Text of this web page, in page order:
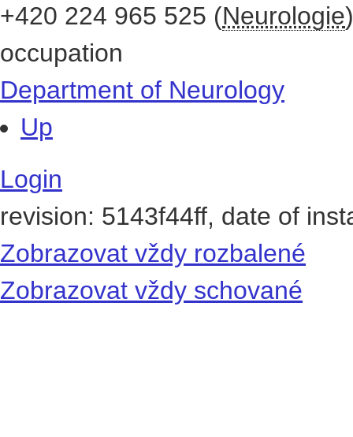
+420 224 965 525 (Neurologie)
occupation
Department of Neurology
Up
Login
revision: 5143f44ff, date of
Zobrazovat vždy rozbalené
Zobrazovat vždy schované